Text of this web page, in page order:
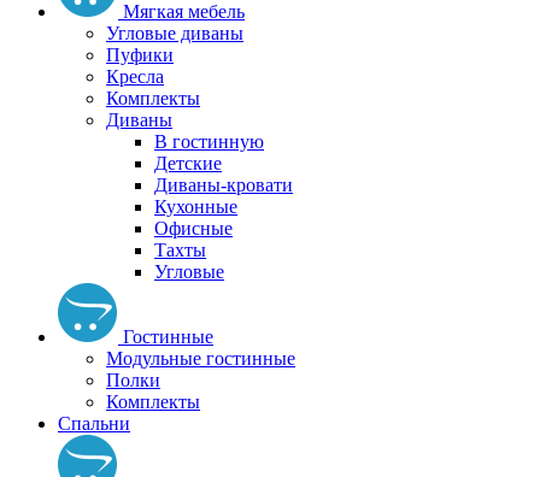
Мягкая мебель
Угловые диваны
Пуфики
Кресла
Комплекты
Диваны
В гостинную
Детские
Диваны-кровати
Кухонные
Офисные
Тахты
Угловые
Гостинные
Модульные гостинные
Полки
Комплекты
Спальни